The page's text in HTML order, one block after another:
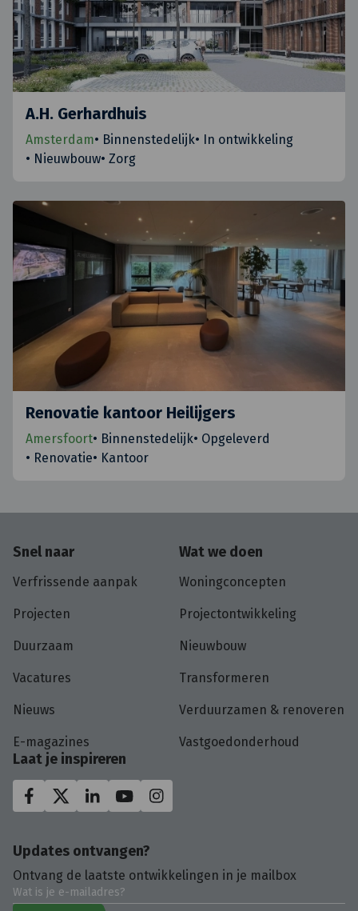
A.H. Gerhardhuis
Amsterdam• Binnenstedelijk• In ontwikkeling
• Nieuwbouw• Zorg
Renovatie kantoor Heilijgers
Amersfoort• Binnenstedelijk• Opgeleverd
• Renovatie• Kantoor
Snel naar
Verfrissende aanpak
Projecten
Duurzaam
Vacatures
Nieuws
E-magazines
Wat we doen
Woningconcepten
Projectontwikkeling
Nieuwbouw
Transformeren
Verduurzamen & renoveren
Vastgoedonderhoud
Laat je inspireren
Updates ontvangen?
Ontvang de laatste ontwikkelingen in je mailbox